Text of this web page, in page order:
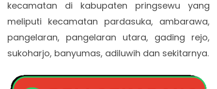
kecamatan di kabupaten pringsewu yang
meliputi kecamatan pardasuka, ambarawa,
pangelaran, pangelaran utara, gading rejo,
sukoharjo, banyumas, adiluwih dan sekitarnya.